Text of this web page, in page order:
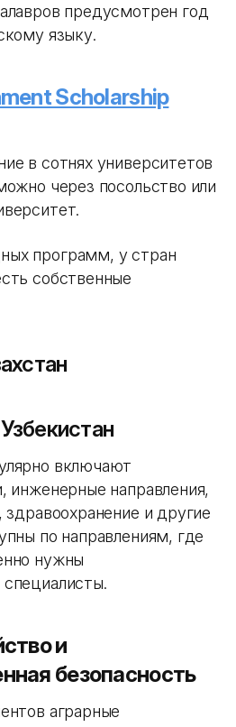
предусмотрен год
языку.
Scholarship
в сотнях университетов
через посольство или
программ, у стран
собственные
включают
инженерные направления,
здравоохранение и другие
по направлениям, где
нужны
и
безопасность
аграрные